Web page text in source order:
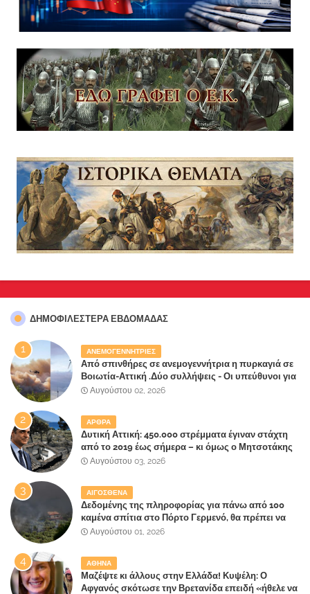
ΔΗΜΟΦΙΛΈΣΤΕΡΑ ΕΒΔΟΜΆΔΑΣ
ΑΝΕΜΟΓΕΝΝΗΤΡΙΕΣ
Από σπινθήρες σε ανεμογεννήτρια η πυρκαγιά σε
Βοιωτία-Αττική .Δύο συλλήψεις - Οι υπεύθυνοι για
την λάθος διαχείριση της κατάσβεσης θα
Αυγούστου 02, 2026
ΑΡΘΡΑ
Δυτική Αττική: 450.000 στρέμματα έγιναν στάχτη
από το 2019 έως σήμερα – κι όμως ο Μητσοτάκης
έλαβε 40% και 45% στις εκλογές του 2023,ενώ 50%
Αυγούστου 03, 2026
ΑΙΓΟΣΘΕΝΑ
Δεδομένης της πληροφορίας για πάνω από 100
καμένα σπίτια στο Πόρτο Γερμενό, θα πρέπει να
αναζητηθούν ευθύνες για την ολοσχερή
επίγειου παραδείσου της Αττικής
Αυγούστου 01, 2026
ΑΘΗΝΑ
Μαζέψτε κι άλλους στην Ελλάδα! Κυψέλη: Ο
Αφγανός σκότωσε την Βρετανίδα επειδή «ήθελε να